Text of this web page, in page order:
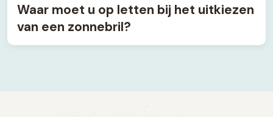
Waar moet u op letten bij het uitkiezen
van een zonnebril?